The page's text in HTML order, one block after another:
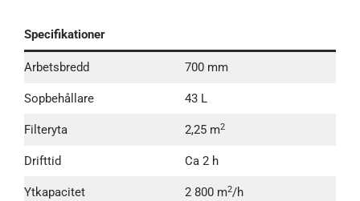
Specifikationer
Arbetsbredd 700 mm
Sopbehållare 43 L
Filteryta 2,25 m2
Drifttid Ca 2 h
Ytkapacitet 2 800 m2/h